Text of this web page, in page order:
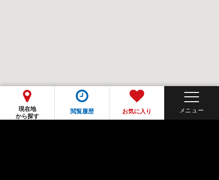
現在地
から探す
閲覧履歴 お気に入り